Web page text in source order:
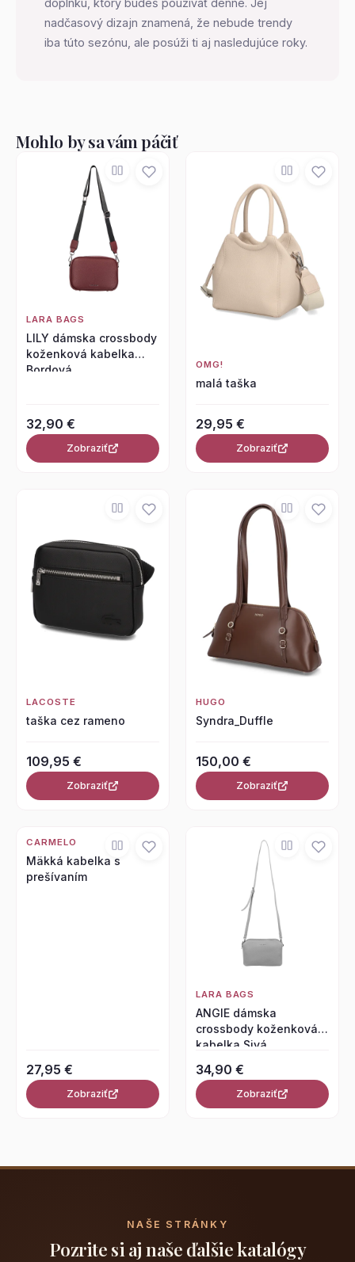
nadčasový dizajn znamená, že nebude trendy
iba túto sezónu, ale posúži ti aj nasledujúce roky.
Mohlo by sa vám páčiť
LARA BAGS
LILY dámska crossbody
koženková kabelka
Bordová
32,90 €
Zobraziť
OMG!
malá taška
29,95 €
Zobraziť
LACOSTE
taška cez rameno
109,95 €
Zobraziť
HUGO
Syndra_Duffle
150,00 €
Zobraziť
CARMELO
Mäkká kabelka s
prešívaním
27,95 €
Zobraziť
LARA BAGS
ANGIE dámska
crossbody koženková
kabelka Sivá
34,90 €
Zobraziť
NAŠE STRÁNKY
Pozrite si aj naše ďalšie katalógy